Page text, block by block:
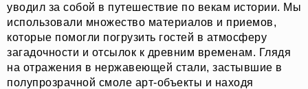
уводил за собой в путешествие по векам истории. Мы
использовали множество материалов и приемов,
которые помогли погрузить гостей в атмосферу
загадочности и отсылок к древним временам. Глядя
на отражения в нержавеющей стали, застывшие в
полупрозрачной смоле арт-объекты и находя